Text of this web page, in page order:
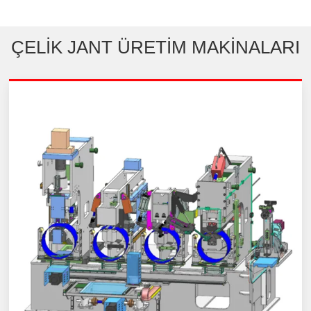
ÇELIK JANT ÜRETIM MAKINALARI